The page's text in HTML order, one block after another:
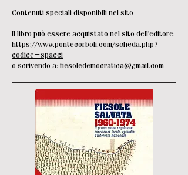
Contenuti speciali disponibili nel sito
Il libro può essere acquistato nel sito dell'editore:
https://www.pontecorboli.com/scheda.php?
codice=spacci
o scrivendo a: fiesoledemocratica@gmail.com